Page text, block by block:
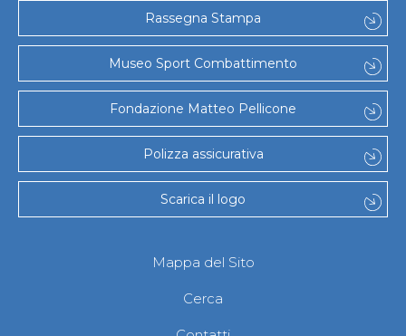
Albi Federali
Arbitri
Lotta
La disciplina
News
Gare e Risultati
Attività Didattica
Albi Federali
Karate
La disciplina
News
Gare e Risultati
Albi Federali
Arti marziali
Aikido
Ju Jitsu
Sumo
Rassegna Stampa
Museo Sport Combattimento
Fondazione Matteo Pellicone
Polizza assicurativa
Scarica il logo
Mappa del Sito
Cerca